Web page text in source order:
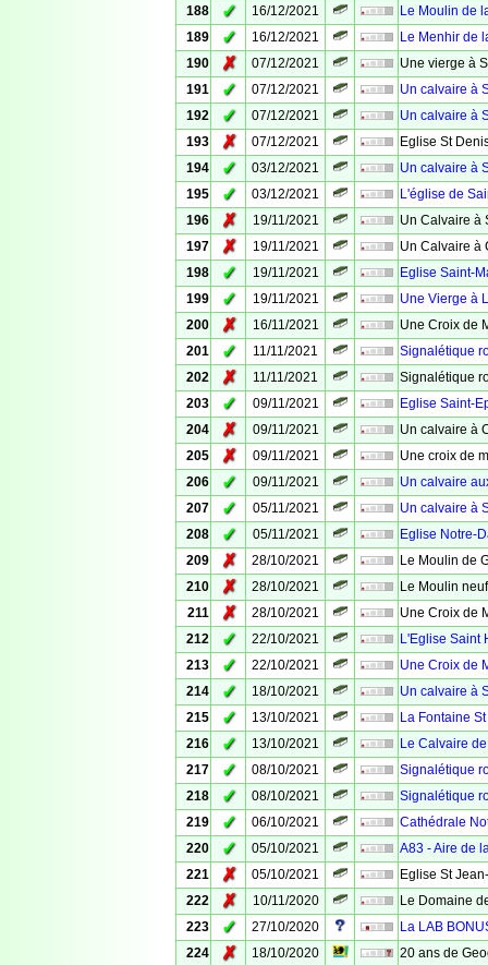
188
✓ 16/12/2021
Le Moulin de
189
✓ 16/12/2021
Le Menhir de
190
✗ 07/12/2021
Une vierge à
191
✓ 07/12/2021
Un calvaire à
192
✓ 07/12/2021
Un calvaire à
193
✗ 07/12/2021
Eglise St
194
✓ 03/12/2021
Un calvaire à
195
✓ 03/12/2021
L'église de
196
✗ 19/11/2021
Un Calvaire à
197
✗ 19/11/2021
Un Calvaire à
198
✓ 19/11/2021
Eglise Saint-
199
✓ 19/11/2021
Une Vierge à
200
✗ 16/11/2021
Une Croix de
201
✓ 11/11/2021
Signalétique
202
✗ 11/11/2021
Signalétique
203
✓ 09/11/2021
Eglise Saint-
204
✗ 09/11/2021
Un calvaire à
205
✗ 09/11/2021
Une croix de
206
✓ 09/11/2021
Un calvaire
207
✓ 05/11/2021
Un calvaire à
208
✓ 05/11/2021
Eglise Notre-
209
✗ 28/10/2021
Le Moulin de
210
✗ 28/10/2021
Le Moulin neuf
211
✗ 28/10/2021
Une Croix de
212
✓ 22/10/2021
L'Eglise Saint
213
✓ 22/10/2021
Une Croix de
214
✓ 18/10/2021
Un calvaire à
215
✓ 13/10/2021
La Fontaine
216
✓ 13/10/2021
Le Calvaire
217
✓ 08/10/2021
Signalétique
218
✓ 08/10/2021
Signalétique
219
✓ 06/10/2021
Cathédrale
220
✓ 05/10/2021
A83 - Aire de
221
✗ 05/10/2021
Eglise St
222
✗ 10/11/2020
Le Domaine
223
✓ 27/10/2020
La LAB
224
✗ 18/10/2020
20 ans de